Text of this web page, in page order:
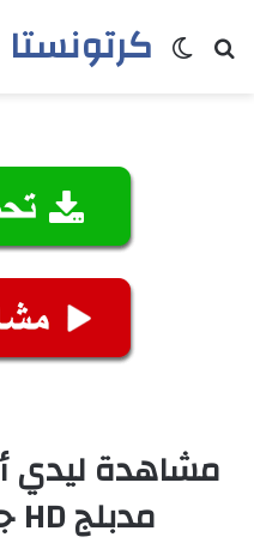
كرتونستابحث عنالوضع المظلم
مدبلج HD جميع الحلقات